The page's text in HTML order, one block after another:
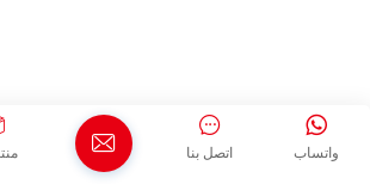
واتساب اتصل بنا